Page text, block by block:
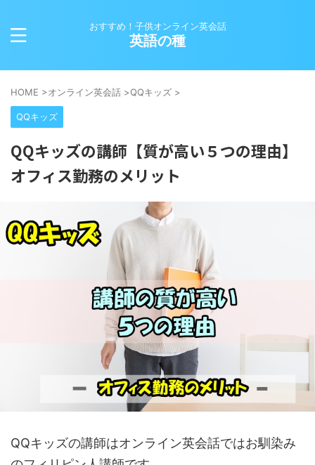
おすすめ！子供オンライン英会話
英語の種
HOME >オンライン英会話 >QQキッズ >
QQキッズ
QQキッズの講師【質が高い５つの理由】
オフィス勤務のメリット
QQキッズの講師はオンライン英会話ではお馴染み